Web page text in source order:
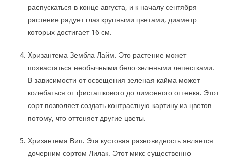
распускаться в конце августа, и к началу сентября
растение радует глаз крупными цветами, диаметр
которых достигает 16 см.
Хризантема Зембла Лайм. Это растение может
похвастаться необычными бело-зелеными лепестками.
В зависимости от освещения зеленая кайма может
колебаться от фисташкового до лимонного оттенка. Этот
сорт позволяет создать контрастную картину из цветов
потому, что оттеняет другие цветы.
Хризантема Вип. Эта кустовая разновидность является
дочерним сортом Лилак. Этот микс существенно